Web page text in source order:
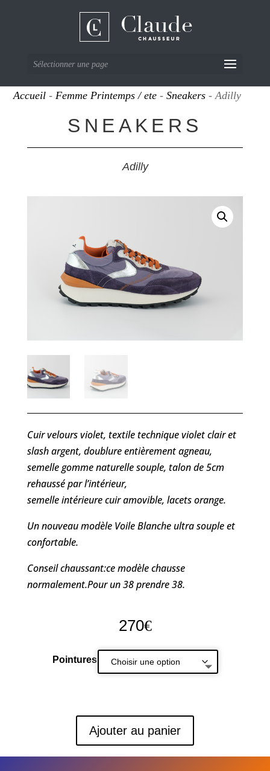
Sélectionner une page
Accueil -Femme Printemps / ete -Sneakers - Adilly
SNEAKERS
Adilly
Cuir velours violet, textile technique violet clair et
slash argent, doublure entièrement agneau,
semelle gomme naturelle souple, talon de 5cm
rehaussé par l’intérieur,
semelle intérieure cuir amovible, lacets orange.
Un nouveau modèle Voile Blanche ultra souple et
confortable.
Conseil chaussant:ce modèle chausse
normalement.Pour un 38 prendre 38.
270€
Pointures
Ajouter au panier